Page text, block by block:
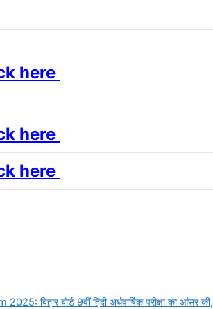
here
here
here
बोर्ड 9वीं हिंदी अर्धवार्षिक परीक्षा का आंसर की,